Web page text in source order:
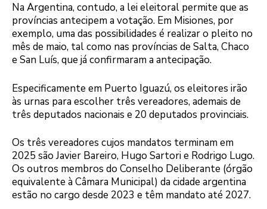
Na Argentina, contudo, a lei eleitoral permite que as
províncias antecipem a votação. Em Misiones, por
exemplo, uma das possibilidades é realizar o pleito no
mês de maio, tal como nas províncias de Salta, Chaco
e San Luís, que já confirmaram a antecipação.
Especificamente em Puerto Iguazú, os eleitores irão
às urnas para escolher três vereadores, ademais de
três deputados nacionais e 20 deputados provinciais.
Os três vereadores cujos mandatos terminam em
2025 são Javier Bareiro, Hugo Sartori e Rodrigo Lugo.
Os outros membros do Conselho Deliberante (órgão
equivalente à Câmara Municipal) da cidade argentina
estão no cargo desde 2023 e têm mandato até 2027.